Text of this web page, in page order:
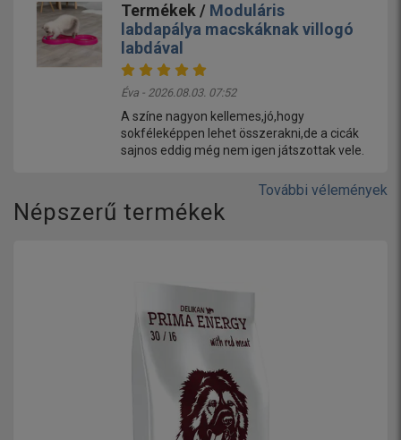
Termékek / Moduláris
labdapálya macskáknak villogó
labdával
Éva - 2026.08.03. 07:52
A színe nagyon kellemes,jó,hogy
sokféleképpen lehet összerakni,de a cicák
sajnos eddig még nem igen játszottak vele.
További vélemények
Népszerű termékek